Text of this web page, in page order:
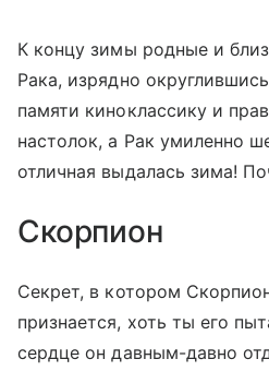
К концу зимы родные и
Рака, изрядно
памяти киноклассику и
настолок, а Рак умиленно
отличная выдалась зима!
Скорпион
Секрет, в котором
признается, хоть ты его
сердце он давным-давно